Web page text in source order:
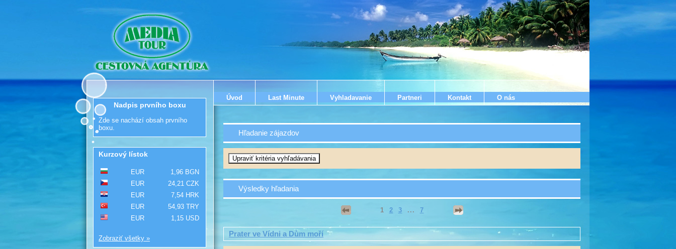
Úvod Last Minute Vyhladavanie Partneri Kontakt O nás
Hľadanie zájazdov
Výsledky hľadania
1 2 3 ... 7
Prater ve Vídni a Dům moří
Nadpis prvního boxu
Zde se nachází obsah prvního
boxu.
Kurzový lístok
EUR
1,96 BGN
EUR
24,21 CZK
EUR
7,54 HRK
EUR
54,93 TRY
EUR
1,15 USD
Zobraziť všetky »